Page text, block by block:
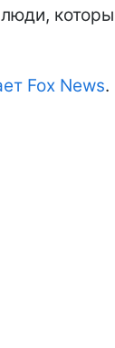
Fox News.